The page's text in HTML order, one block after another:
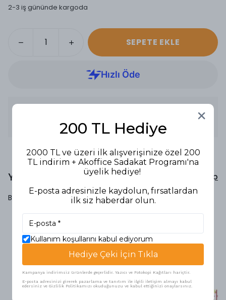
2-3 iş gününde kargoda
SEPETE EKLE
DEFTER MODA SPR.S.KPK. KARELİ 16x22
Yorumlar Yorum Yap
Bu ürün için henüz yorum yapılmamış.
Benzer Ürünler
200 TL Hediye
2000 TL ve üzeri ilk alışverişinize özel 200
TL indirim + Akoffice Sadakat Programı'na
üyelik hediye!
E-posta adresinizle kaydolun, fırsatlardan
ilk siz haberdar olun.
Kullanım koşullarını kabul ediyorum
Hediye Çeki İçin Tıkla
Kampanya indirimsiz ürünlerde geçerlidir. Yazıcı ve Fotokopi Kağıtları hariçtir.
E-posta adresinizi girerek pazarlama ve tanıtım ile ilgili iletişim almayı kabul
edersiniz ve Gizlilik Politikamızı okuduğunuzu ve kabul ettiğinizi onaylarsınız.